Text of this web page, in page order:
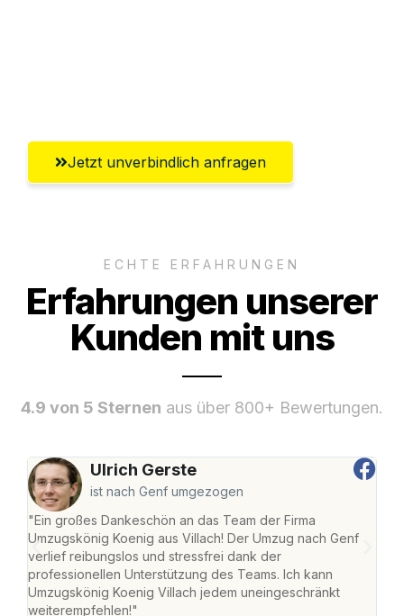
Jetzt unverbindlich anfragen
ECHTE ERFAHRUNGEN
Erfahrungen unserer
Kunden mit uns
4.9 von 5 Sternen aus über 800+ Bewertungen.
Ulrich Gerste
ist nach Genf umgezogen
"Ein großes Dankeschön an das Team der Firma
Umzugskönig Koenig aus Villach! Der Umzug nach Genf
verlief reibungslos und stressfrei dank der
professionellen Unterstützung des Teams. Ich kann
Umzugskönig Koenig Villach jedem uneingeschränkt
weiterempfehlen!"